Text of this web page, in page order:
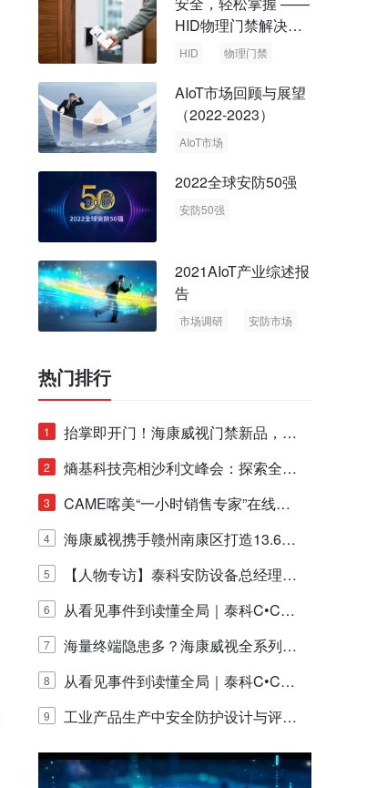
HID物理门禁解决方
案，启动智慧安全新
HID 物理门禁
AIoT市场回顾与展望
（2022-2023）
AIoT市场
2022全球安防50强
安防50强
2021AIoT产业综述报
告
市场调研
安防市场
热门排行
1
抬掌即开门！海康威视门禁新品，不
止认人脸，更认"掌"中静脉！
2
熵基科技亮相沙利文峰会：探索全栈
脑机技术商业化生态新路径
3
CAME喀美“一小时销售专家”在线赋
能培训正式启动！
4
海康威视携手赣州南康区打造13.6公
里绿波网
5
【人物专访】泰科安防设备总经理张
宁解码安防出海新范式
6
从看见事件到读懂全局｜泰科C•CUR
E IQ 3.20开启安防运营智能新时代
7
海量终端隐患多？海康威视全系列物
联安全产品，四层守护更放心！
8
从看见事件到读懂全局｜泰科C•CUR
E IQ 3.20开启安防运营智能新时代
9
工业产品生产中安全防护设计与评估
的实践与探讨